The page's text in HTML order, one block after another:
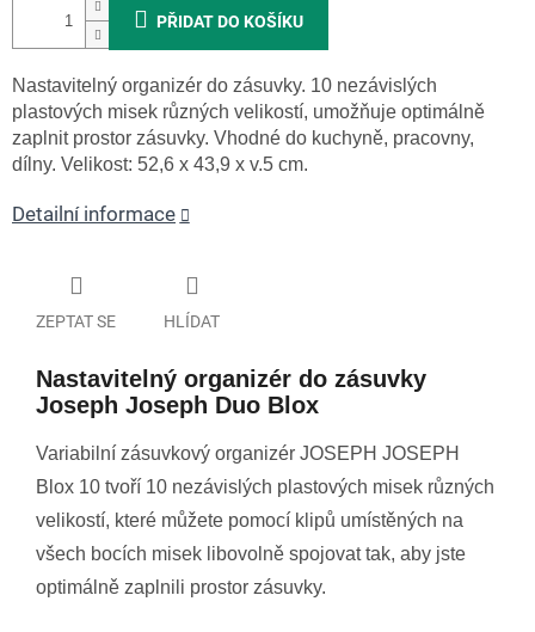
PŘIDAT DO KOŠÍKU
Nastavitelný organizér do zásuvky. 10 nezávislých
plastových misek různých velikostí, umožňuje optimálně
zaplnit prostor zásuvky. Vhodné do kuchyně, pracovny,
dílny. Velikost: 52,6 x 43,9 x v.5 cm.
Detailní informace
ZEPTAT SE HLÍDAT
Nastavitelný organizér do zásuvky
Joseph Joseph Duo Blox
Variabilní zásuvkový organizér JOSEPH JOSEPH
Blox 10 tvoří 10 nezávislých plastových misek různých
velikostí, které můžete pomocí klipů umístěných na
všech bocích misek libovolně spojovat tak, aby jste
optimálně zaplnili prostor zásuvky.